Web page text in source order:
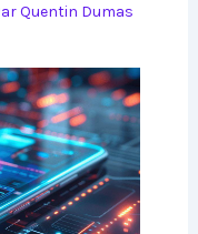
Quentin Dumas